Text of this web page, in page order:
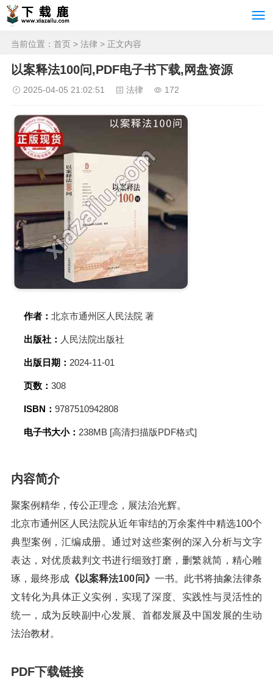
当前位置： 首页 > 法律 > 正文内容
以案释法100问,PDF电子书下载,网盘资源
2025-04-05 21:02:51 法律 172
作者： 北京市通州区人民法院 著
出版社： 人民法院出版社
出版日期： 2024-11-01
页数： 308
ISBN： 9787510942808
电子书大小： 238MB [高清扫描版PDF格式]
内容简介
聚案例精华，传公正理念，展法治光辉。
北京市通州区人民法院从近年审结的万余案件中精选100个
典型案例，汇编成册。通过对这些案例的深入分析与文字
表达，对优质裁判文书进行细致打磨，删繁就简，精心雕
琢，最终形成 《以案释法100问》 一书。此书将抽象法律条
文转化为具体正义实例，实现了深度、实践性与灵活性的
统一，成为反映副中心发展、首都发展及中国发展的生动
法治教材。
PDF下载链接